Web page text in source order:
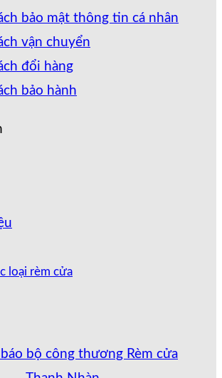
bảo mật thông tin cá nhân
vận chuyển
đổi hàng
bảo hành
loại rèm cửa